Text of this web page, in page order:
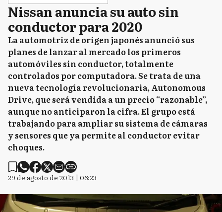
Nissan anuncia su auto sin
conductor para 2020
La automotriz de origen japonés anunció sus
planes de lanzar al mercado los primeros
automóviles sin conductor, totalmente
controlados por computadora. Se trata de una
nueva tecnología revolucionaria, Autonomous
Drive, que será vendida a un precio “razonable”,
aunque no anticiparon la cifra. El grupo está
trabajando para ampliar su sistema de cámaras
y sensores que ya permite al conductor evitar
choques.
29 de agosto de 2013 | 06:23